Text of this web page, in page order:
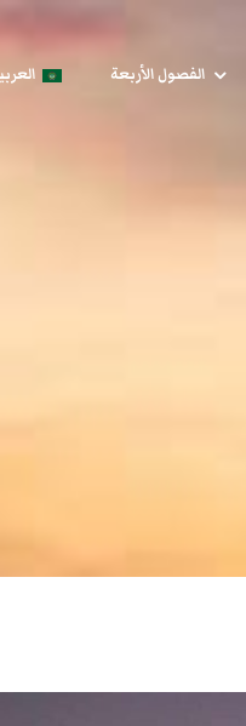
الفصول الأربعة